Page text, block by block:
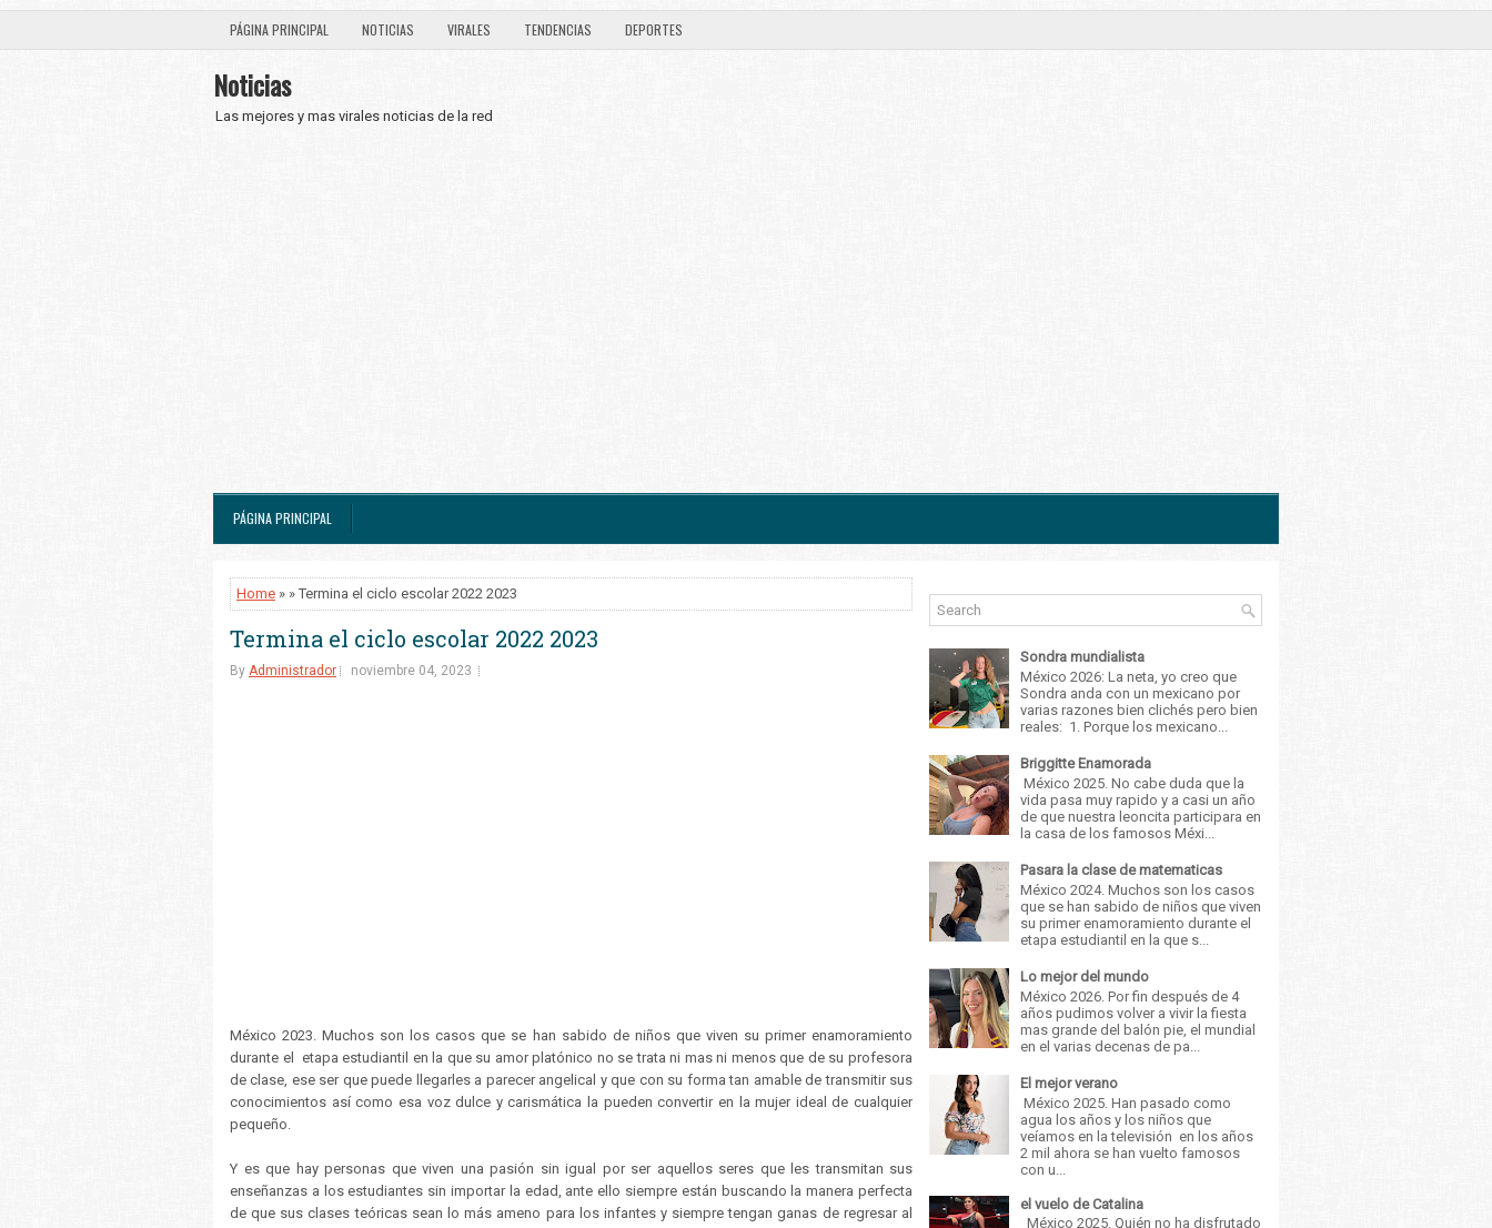
PÁGINA PRINCIPAL NOTICIAS VIRALES TENDENCIAS DEPORTES
Noticias
Las mejores y mas virales noticias de la red
PÁGINA PRINCIPAL
Home » » Termina el ciclo escolar 2022 2023
Termina el ciclo escolar 2022 2023
By Administrador noviembre 04, 2023
México 2023. Muchos son los casos que se han sabido de niños que viven su primer enamoramiento
durante el etapa estudiantil en la que su amor platónico no se trata ni mas ni menos que de su profesora
de clase, ese ser que puede llegarles a parecer angelical y que con su forma tan amable de transmitir sus
conocimientos así como esa voz dulce y carismática la pueden convertir en la mujer ideal de cualquier
pequeño.
Y es que hay personas que viven una pasión sin igual por ser aquellos seres que les transmitan sus
enseñanzas a los estudiantes sin importar la edad, ante ello siempre están buscando la manera perfecta
de que sus clases teóricas sean lo más ameno para los infantes y siempre tengan ganas de regresar al
Sondra mundialista
México 2026: La neta, yo creo que
Sondra anda con un mexicano por
varias razones bien clichés pero bien
reales: 1. Porque los mexicano...
Briggitte Enamorada
México 2025. No cabe duda que la
vida pasa muy rapido y a casi un año
de que nuestra leoncita participara en
la casa de los famosos Méxi...
Pasara la clase de matematicas
México 2024. Muchos son los casos
que se han sabido de niños que viven
su primer enamoramiento durante el
etapa estudiantil en la que s...
Lo mejor del mundo
México 2026. Por fin después de 4
años pudimos volver a vivir la fiesta
mas grande del balón pie, el mundial
en el varias decenas de pa...
El mejor verano
México 2025. Han pasado como
agua los años y los niños que
veíamos en la televisión en los años
2 mil ahora se han vuelto famosos
con u...
el vuelo de Catalina
México 2025. Quién no ha disfrutado